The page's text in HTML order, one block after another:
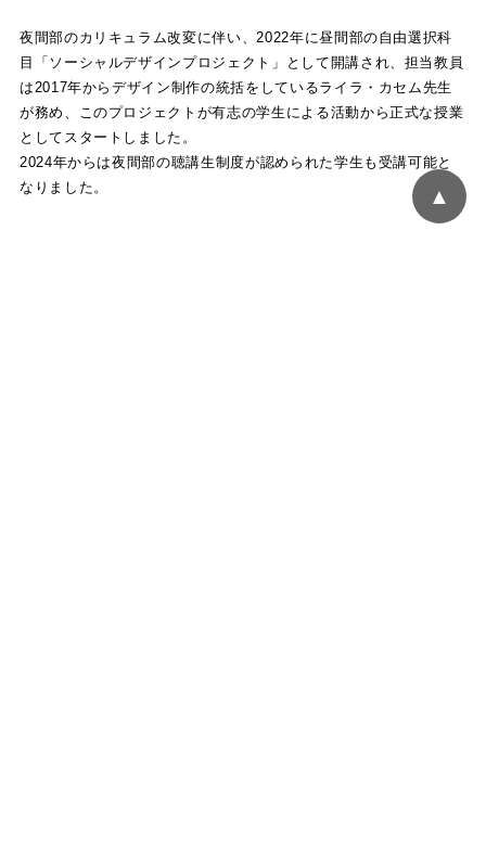
夜間部のカリキュラム改変に伴い、2022年に昼間部の自由選択科
目「ソーシャルデザインプロジェクト」として開講され、担当教員
は2017年からデザイン制作の統括をしているライラ・カセム先生
が務め、このプロジェクトが有志の学生による活動から正式な授業
としてスタートしました。
2024年からは夜間部の聴講生制度が認められた学生も受講可能と
なりました。
▲